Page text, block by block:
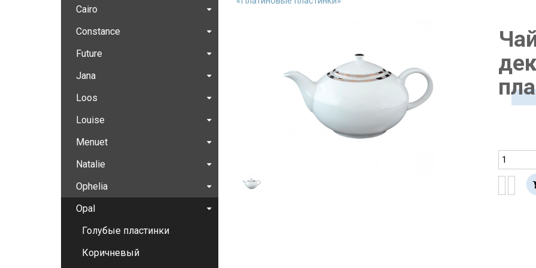
Cairo
Constance
Future
Jana
Loos
Louise
Menuet
Natalie
Ophelia
Opal
Голубые пластинки
Коричневый